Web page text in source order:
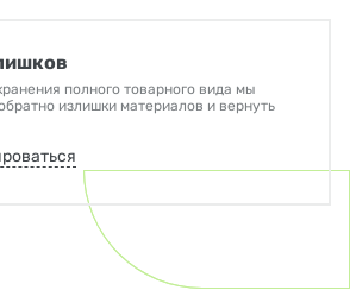
полного товарного вида мы
излишки материалов и вернуть